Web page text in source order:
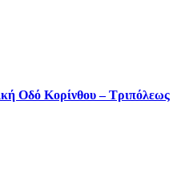
Oδό Κορίνθου – Τριπόλεως